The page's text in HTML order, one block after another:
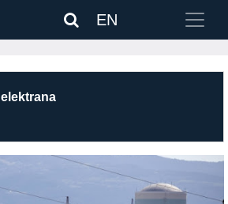
EN
elektrana